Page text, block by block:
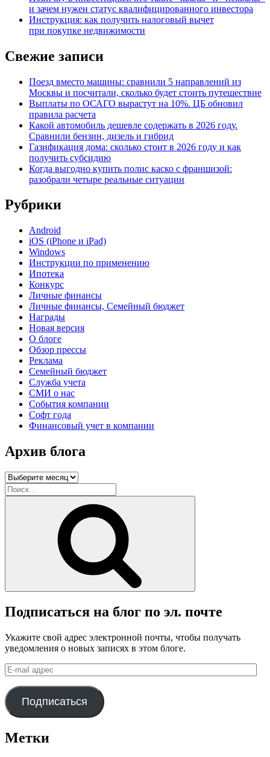
и зачем нужен статус квалифицированного инвестора
Инструкция: как получить налоговый вычет
при покупке недвижимости
Свежие записи
Поезд вместо машины: сравнили 5 направлений из
Москвы и посчитали, сколько будет стоить путешествие
Выплаты по ОСАГО вырастут на 10%. ЦБ обновил
правила расчета
Какой автомобиль дешевле содержать в 2026 году.
Сравнили бензин, дизель и гибрид
Газификация дома: сколько стоит в 2026 году и как
получить субсидию
Когда выгодно купить полис каско с франшизой:
разобрали четыре реальные ситуации
Рубрики
Android
iOS (iPhone и iPad)
Windows
Инструкции по применению
Ипотека
Конкурс
Личные финансы
Личные финансы, Семейный бюджет
Награды
Новая версия
О блоге
Обзор прессы
Реклама
Семейный бюджет
Служба учета
СМИ о нас
События компании
Софт года
Финансовый учет в компании
Архив блога
Архив
блога
Искать:
Подписаться на блог по эл. почте
Укажите свой адрес электронной почты, чтобы получать
уведомления о новых записях в этом блоге.
E-
mail
адрес
Подписаться
Метки